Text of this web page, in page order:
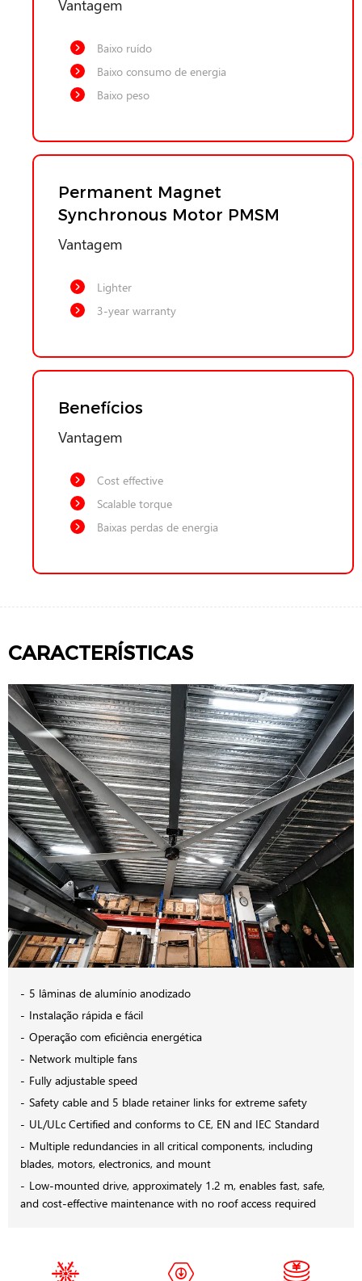
Baixo ruído
Baixo consumo de energia
Baixo peso
Permanent Magnet
Synchronous Motor PMSM
Vantagem
Lighter
3-year warranty
Benefícios
Vantagem
Cost effective
Scalable torque
Baixas perdas de energia
CARACTERÍSTICAS
5 lâminas de alumínio anodizado
Instalação rápida e fácil
Operação com eficiência energética
Network multiple fans
Fully adjustable speed
Safety cable and 5 blade retainer links for extreme safety
UL/ULc Certified and conforms to CE, EN and IEC Standard
Multiple redundancies in all critical components, including
blades, motors, electronics, and mount
Low-mounted drive, approximately 1.2 m, enables fast, safe,
and cost-effective maintenance with no roof access required